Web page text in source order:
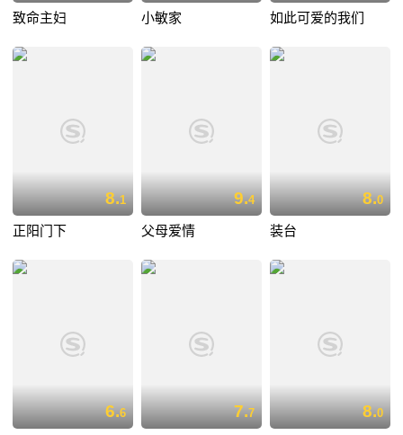
致命主妇 小敏家 如此可爱的我们
8.1
正阳门下
9.4
父母爱情
8.0
装台
6.6 7.7 8.0